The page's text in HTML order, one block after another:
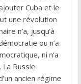
Cuba et le
une révolution
n’a, jusqu’à
ou n’a
ni n’a
La Russie
ancien régime